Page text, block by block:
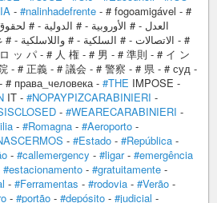
- #nalinhadefrente - # fogoamigável - #
العدل - # الأوروبية - # الدولية - #
الاتصالات - # السلكية - # واللاسلكية -
ッ パ - # 人 権 - # 男 - # 準則 - # イ ン
- # 正義 - # 議会 - # 警察 - # 県 - # суд -
права_человека - #THE IMPOSE -
IT - #NOPAYPIZCARABINIERI -
- #WEARECARABINIERI -
- #Romagna - #Aeroporto -
- #Estado - #República -
- #callemergency - #ligar- #emergência
#estacionamento - #gratuitamente -
- #Ferramentas - #rodovia - #Verão -
- #portão - #depósito - #judicial -